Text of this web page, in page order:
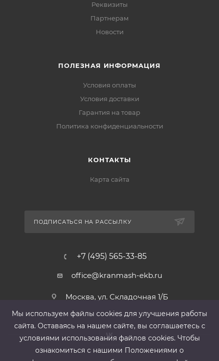
Реквизиты
Партнерам
Новости
ПОЛЕЗНАЯ ИНФОРМАЦИЯ
Условия оплаты
Условия доставки
Гарантия на товар
Политика конфиденциальности
КОНТАКТЫ
Карта сайта
ПОДПИСАТЬСЯ НА РАССЫЛКУ
+7 (495) 565-33-85
office@kranmash-ekb.ru
Москва, ул. Складочная 1/Б
Мы используем файлы cооkies для улучшения работы
сайта. Оставаясь на нашем сайте, вы соглашаетесь с
условиями использования файлов cооkies. Чтобы
ознакомиться с нашими Положениями о